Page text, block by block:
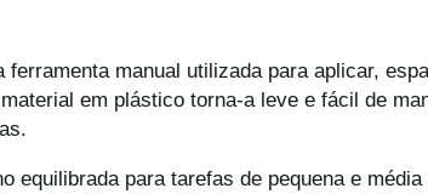
ferramenta manual utilizada para aplicar,
em plástico torna-a leve e fácil de
equilibrada para tarefas de pequena e